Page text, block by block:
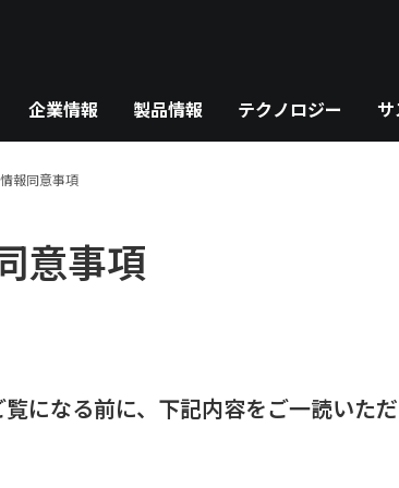
企業情報 製品情報 テクノロジー
報同意事項
意事項
になる前に、下記内容をご一読いた